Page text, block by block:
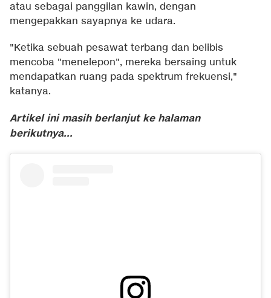
atau sebagai panggilan kawin, dengan
mengepakkan sayapnya ke udara.
"Ketika sebuah pesawat terbang dan belibis
mencoba "menelepon", mereka bersaing untuk
mendapatkan ruang pada spektrum frekuensi,"
katanya.
Artikel ini masih berlanjut ke halaman
berikutnya...